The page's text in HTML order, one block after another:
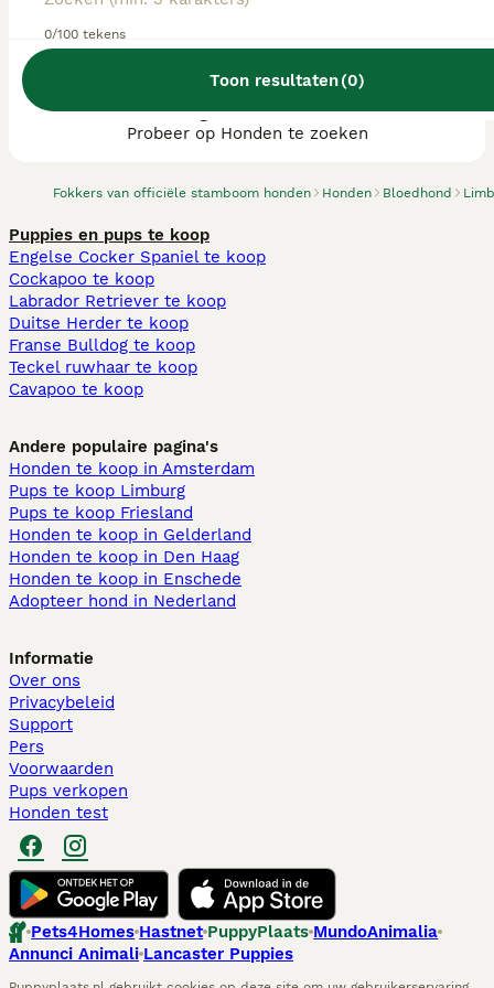
0/100 tekens
Toon resultaten(0)
Fokkers van officiële stamboom honden Honden Bloedhond
We hebben 0 Bloedhond fokkers, Simpelveld
gevonden.
Probeer op Honden te zoeken
Puppies en pups te koop
Engelse Cocker Spaniel te koop
Cockapoo te koop
Labrador Retriever te koop
Duitse Herder te koop
Franse Bulldog te koop
Teckel ruwhaar te koop
Cavapoo te koop
Andere populaire pagina's
Honden te koop in Amsterdam
Pups te koop Limburg​
Pups te koop Friesland​
Honden te koop in Gelderland
Honden te koop in Den Haag
Honden te koop in Enschede
Adopteer hond in Nederland
Informatie
Over ons
Privacybeleid
Support
Pers
Voorwaarden
Pups verkopen
Honden test
Pets4Homes Hastnet PuppyPlaats MundoAnimalia
Annunci Animali Lancaster Puppies